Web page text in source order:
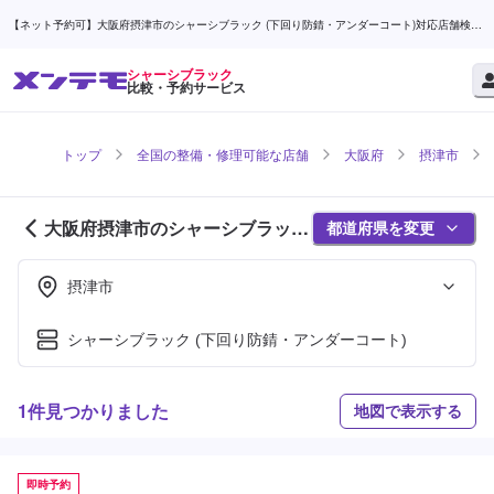
【ネット予約可】大阪府摂津市のシャーシブラック (下回り防錆・アンダーコート)対応店舗検索
シャーシブラック
比較・予約サービス
トップ 全国の整備・修理可能な店舗 大阪府 摂津市
大阪府摂津市のシャーシブラック
対応店舗紹介 (1ページ目)
都道府県を変更
摂津市
シャーシブラック (下回り防錆・アンダーコート)
1件見つかりました 地図で表示する
即時予約